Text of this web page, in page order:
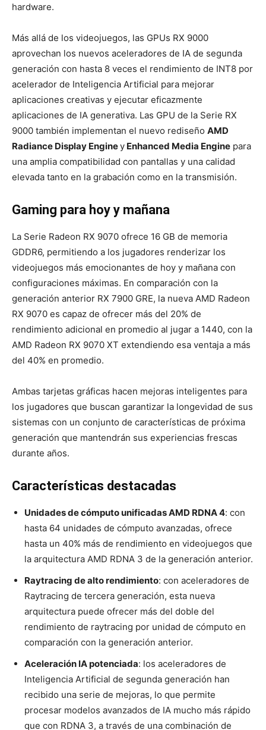
hardware.
Más allá de los videojuegos, las GPUs RX 9000
aprovechan los nuevos aceleradores de IA de segunda
generación con hasta 8 veces el rendimiento de INT8 por
acelerador de Inteligencia Artificial para mejorar
aplicaciones creativas y ejecutar eficazmente
aplicaciones de IA generativa. Las GPU de la Serie RX
9000 también implementan el nuevo rediseño AMD
Radiance Display Enginey Enhanced Media Engine para
una amplia compatibilidad con pantallas y una calidad
elevada tanto en la grabación como en la transmisión.
Gaming para hoy y mañana
La Serie Radeon RX 9070 ofrece 16 GB de memoria
GDDR6, permitiendo a los jugadores renderizar los
videojuegos más emocionantes de hoy y mañana con
configuraciones máximas. En comparación con la
generación anterior RX 7900 GRE, la nueva AMD Radeon
RX 9070 es capaz de ofrecer más del 20% de
rendimiento adicional en promedio al jugar a 1440, con la
AMD Radeon RX 9070 XT extendiendo esa ventaja a más
del 40% en promedio.
Ambas tarjetas gráficas hacen mejoras inteligentes para
los jugadores que buscan garantizar la longevidad de sus
sistemas con un conjunto de características de próxima
generación que mantendrán sus experiencias frescas
durante años.
Características destacadas
Unidades de cómputo unificadas AMD RDNA 4: con
hasta 64 unidades de cómputo avanzadas, ofrece
hasta un 40% más de rendimiento en videojuegos que
la arquitectura AMD RDNA 3 de la generación anterior.
Raytracing de alto rendimiento: con aceleradores de
Raytracing de tercera generación, esta nueva
arquitectura puede ofrecer más del doble del
rendimiento de raytracing por unidad de cómputo en
comparación con la generación anterior.
Aceleración IA potenciada: los aceleradores de
Inteligencia Artificial de segunda generación han
recibido una serie de mejoras, lo que permite
procesar modelos avanzados de IA mucho más rápido
que con RDNA 3, a través de una combinación de